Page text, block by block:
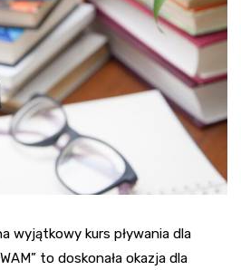
wyjątkowy kurs pływania dla
to doskonała okazja dla